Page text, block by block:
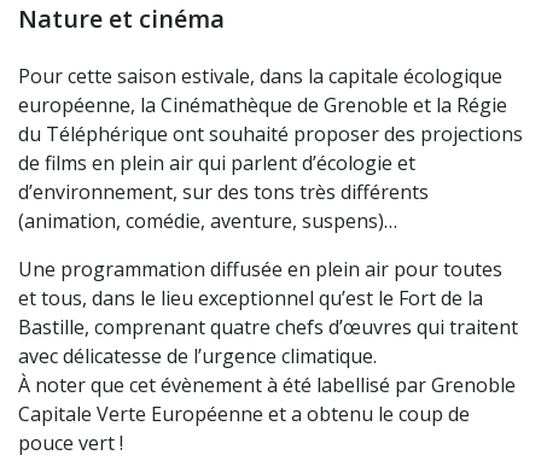
Nature et cinéma
Pour cette saison estivale, dans la capitale écologique
européenne, la Cinémathèque de Grenoble et la Régie
du Téléphérique ont souhaité proposer des projections
de films en plein air qui parlent d’écologie et
d’environnement, sur des tons très différents
(animation, comédie, aventure, suspens)…
Une programmation diffusée en plein air pour toutes
et tous, dans le lieu exceptionnel qu’est le Fort de la
Bastille, comprenant quatre chefs d’œuvres qui traitent
avec délicatesse de l’urgence climatique.
À noter que cet évènement à été labellisé par Grenoble
Capitale Verte Européenne et a obtenu le coup de
pouce vert !